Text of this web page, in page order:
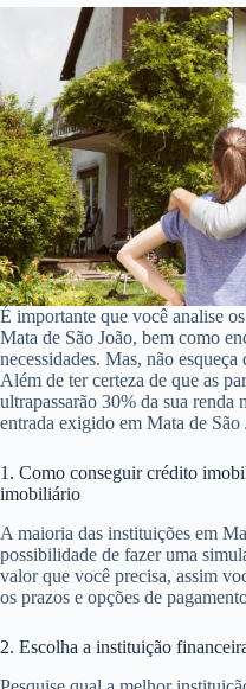
É importante que você analise
Mata de São João, bem como
necessidades. Mas, não
Além de ter certeza de que as
ultrapassarão 30% da sua
entrada exigido em Mata de
1. Como conseguir crédito
imobiliário
A maioria das instituições em
possibilidade de fazer uma
valor que você precisa, assim
os prazos e opções de
2. Escolha a instituição